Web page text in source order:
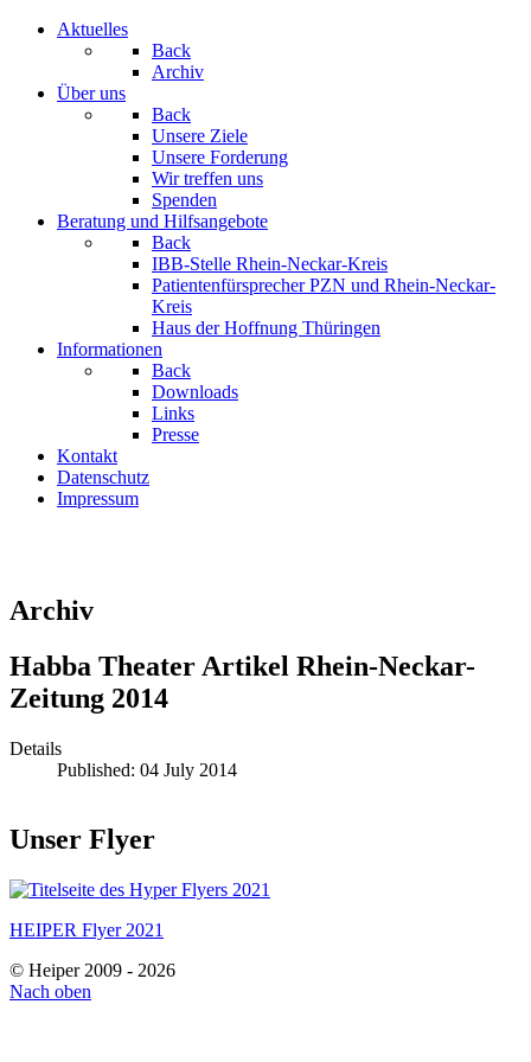
Aktuelles
Back
Archiv
Über uns
Back
Unsere Ziele
Unsere Forderung
Wir treffen uns
Spenden
Beratung und Hilfsangebote
Back
IBB-Stelle Rhein-Neckar-Kreis
Patientenfürsprecher PZN und Rhein-Neckar-
Kreis
Haus der Hoffnung Thüringen
Informationen
Back
Downloads
Links
Presse
Kontakt
Datenschutz
Impressum
Archiv
Habba Theater Artikel Rhein-Neckar-
Zeitung 2014
Details
Published: 04 July 2014
Unser Flyer
HEIPER Flyer 2021
© Heiper 2009 - 2026
Nach oben